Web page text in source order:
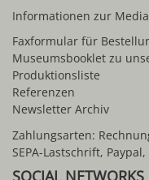
Informationen zur
Faxformular für
Museumsbooklet zu
Produktionsliste
Referenzen
Newsletter Archiv
Zahlungsarten:
SEPA-Lastschrift, Paypal,
SOCIAL NETWORKS